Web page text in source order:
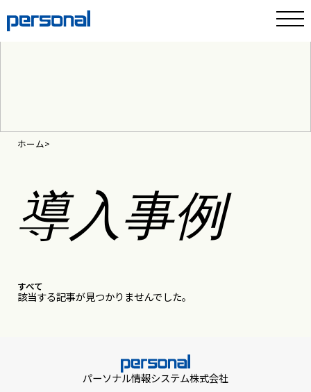
ホーム
導入事例
すべて
該当する記事が見つかりませんでした。
パーソナル情報システム株式会社